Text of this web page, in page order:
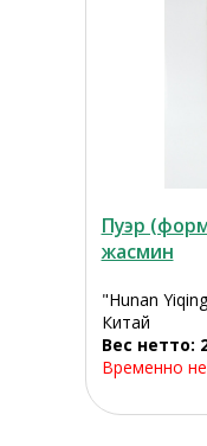
Пуэр
жасмин
"Hunan
Китай
Вес нетто:
Временно